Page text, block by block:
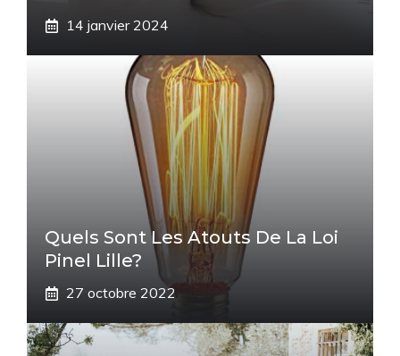
14 janvier 2024
Quels Sont Les Atouts De La Loi
Pinel Lille?
27 octobre 2022